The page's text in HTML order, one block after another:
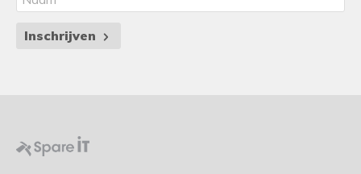
Inschrijven